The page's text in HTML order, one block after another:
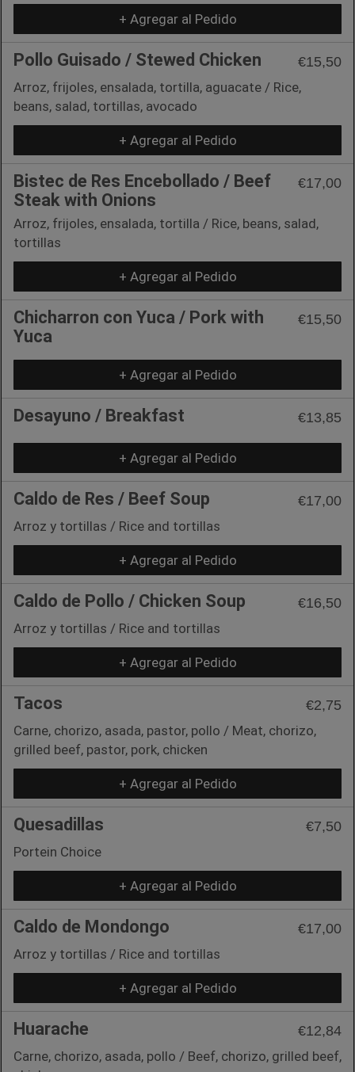
+ Agregar al Pedido
Pollo Guisado / Stewed Chicken
€15,50
Arroz, frijoles, ensalada, tortilla, aguacate / Rice,
beans, salad, tortillas, avocado
+ Agregar al Pedido
Bistec de Res Encebollado / Beef
Steak with Onions
€17,00
Arroz, frijoles, ensalada, tortilla / Rice, beans, salad,
tortillas
+ Agregar al Pedido
Chicharron con Yuca / Pork with
Yuca
€15,50
+ Agregar al Pedido
Desayuno / Breakfast €13,85
+ Agregar al Pedido
Caldo de Res / Beef Soup
€17,00
Arroz y tortillas / Rice and tortillas
+ Agregar al Pedido
Caldo de Pollo / Chicken Soup
€16,50
Arroz y tortillas / Rice and tortillas
+ Agregar al Pedido
Tacos
€2,75
Carne, chorizo, asada, pastor, pollo / Meat, chorizo,
grilled beef, pastor, pork, chicken
+ Agregar al Pedido
Quesadillas
€7,50
Portein Choice
+ Agregar al Pedido
Caldo de Mondongo
€17,00
Arroz y tortillas / Rice and tortillas
+ Agregar al Pedido
Huarache
€12,84
Carne, chorizo, asada, pollo / Beef, chorizo, grilled beef,